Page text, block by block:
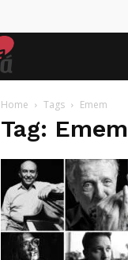
Home Tags Emem
Tag: Emem